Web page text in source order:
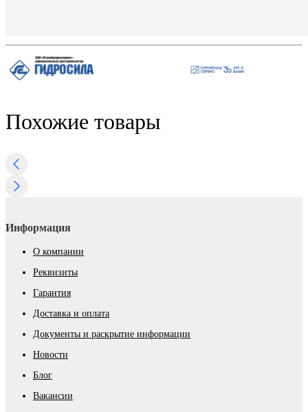
Похожие товары
Информация
О компании
Реквизиты
Гарантия
Доставка и оплата
Документы и раскрытие информации
Новости
Блог
Вакансии